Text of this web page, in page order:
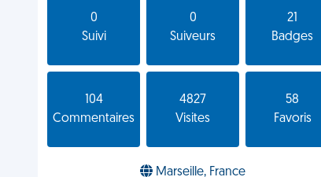
0
Suivi
0
Suiveurs
21
Badges
104
Commentaires
4827
Visites
58
Favoris
Marseille, France